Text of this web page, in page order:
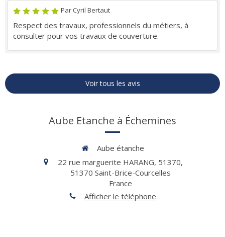
Par Cyril Bertaut
Respect des travaux, professionnels du métiers, à
consulter pour vos travaux de couverture.
Voir tous les avis
Aube Etanche à Échemines
Aube étanche
22 rue marguerite HARANG, 51370,
51370 Saint-Brice-Courcelles
France
Afficher le téléphone